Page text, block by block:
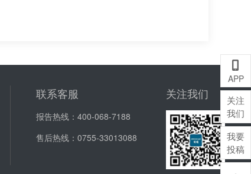
A
APP
关注
我们
我要
投稿
联系客服
报告热线： 400-068-7188
售后热线： 0755-33013088
关注我们